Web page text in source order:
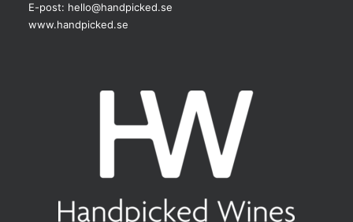
E-post: hello@handpicked.se
www.handpicked.se